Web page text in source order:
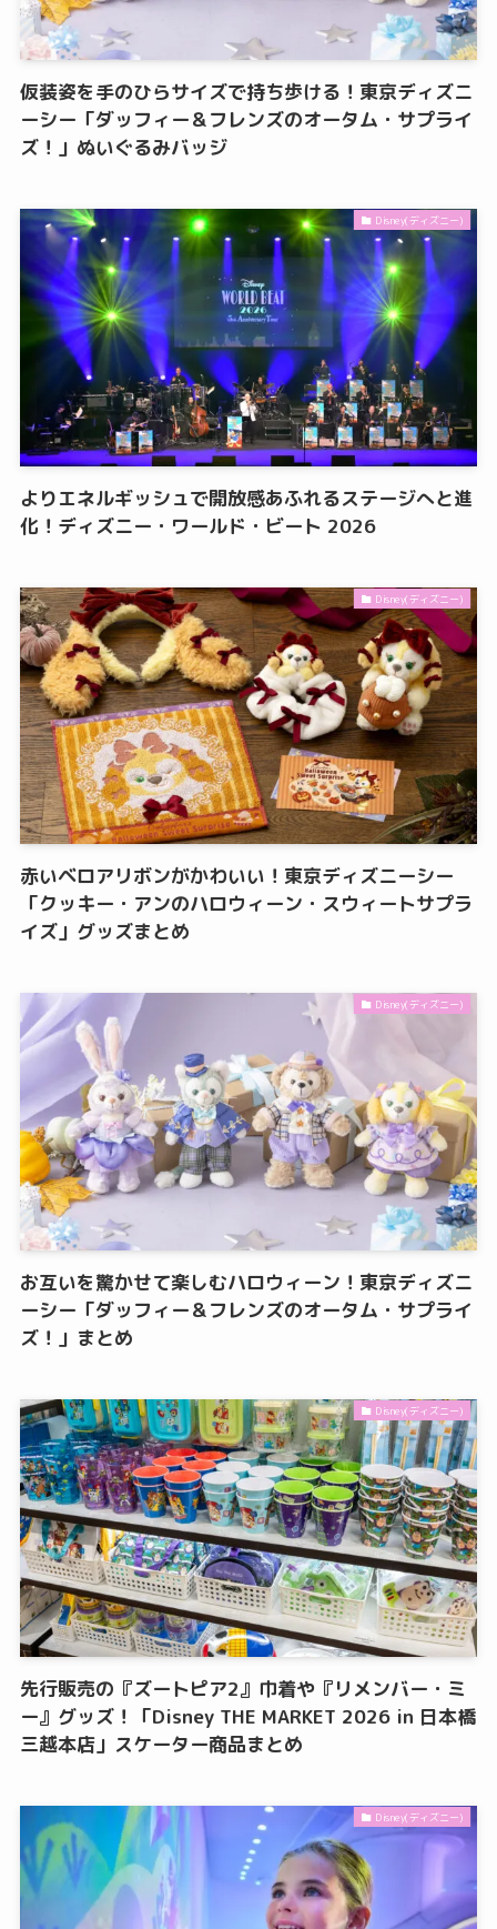
仮装姿を手のひらサイズで持ち歩ける！東京ディズニ
ーシー「ダッフィー＆フレンズのオータム・サプライ
ズ！」ぬいぐるみバッジ
Disney(ディズニー)
よりエネルギッシュで開放感あふれるステージへと進
化！ディズニー・ワールド・ビート 2026
Disney(ディズニー)
赤いベロアリボンがかわいい！東京ディズニーシー
「クッキー・アンのハロウィーン・スウィートサプラ
イズ」グッズまとめ
Disney(ディズニー)
お互いを驚かせて楽しむハロウィーン！東京ディズニ
ーシー「ダッフィー＆フレンズのオータム・サプライ
ズ！」まとめ
Disney(ディズニー)
先行販売の『ズートピア2』巾着や『リメンバー・ミ
ー』グッズ！「Disney THE MARKET 2026 in 日本橋
三越本店」スケーター商品まとめ
Disney(ディズニー)